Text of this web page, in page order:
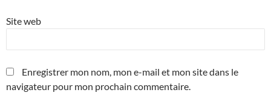
Site web
Enregistrer mon nom, mon e-mail et mon site dans le
navigateur pour mon prochain commentaire.